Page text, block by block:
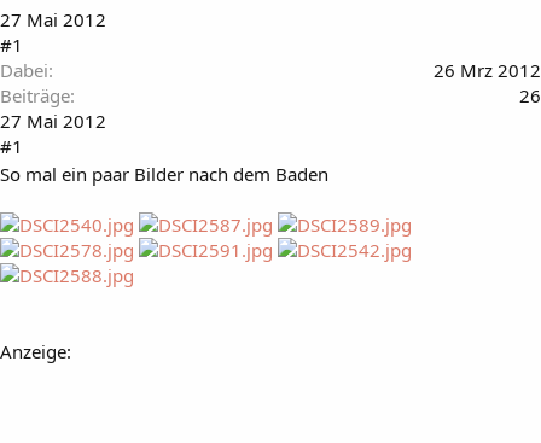
t
m
27 Mai 2012
#1
Dabei
26 Mrz 2012
Beiträge
26
27 Mai 2012
#1
So mal ein paar Bilder nach dem Baden
Anzeige: